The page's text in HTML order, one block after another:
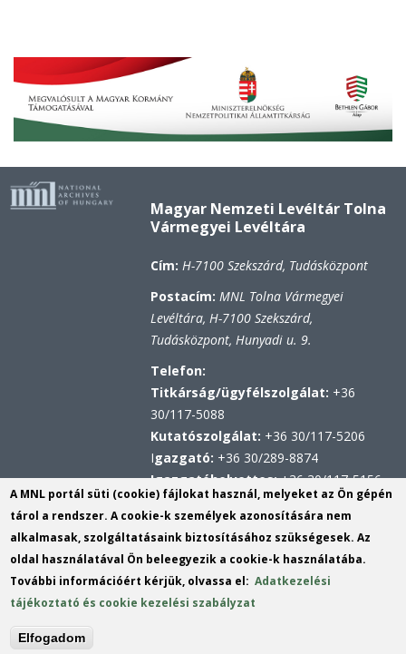
Magyar Nemzeti Levéltár Tolna
Vármegyei Levéltára
Cím: H-7100 Szekszárd, Tudásközpont
Postacím: MNL Tolna Vármegyei
Levéltára, H-7100 Szekszárd,
Tudásközpont, Hunyadi u. 9.
Telefon:
Titkárság/ügyfélszolgálat: +36
30/117-5088
Kutatószolgálat: +36 30/117-5206
Igazgató: +36 30/289-8874
Igazgatóhelyettes:+36 30/117-5156
Hivatali kapu
KRID: 567314100
Központi Érkeztetési Rendszer (KÉR)
azonosító: MNL TVL
KRID: 113809158
A MNL portál süti (cookie) fájlokat használ, melyeket az Ön gépén
tárol a rendszer. A cookie-k személyek azonosítására nem
alkalmasak, szolgáltatásaink biztosításához szükségesek. Az
oldal használatával Ön beleegyezik a cookie-k használatába.
További információért kérjük, olvassa el:Adatkezelési
tájékoztató és cookie kezelési szabályzat
Elfogadom